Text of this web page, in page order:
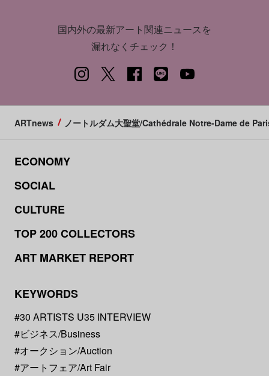
国内外の最新アート関連ニュースを
漏れなくチェック！
ARTnews ノートルダム大聖堂/Cathédrale Notre-Dame de
ECONOMY
SOCIAL
CULTURE
TOP 200 COLLECTORS
ART MARKET REPORT
KEYWORDS
#30 ARTISTS U35 INTERVIEW
#ビジネス/Business
#オークション/Auction
#アートフェア/Art Fair